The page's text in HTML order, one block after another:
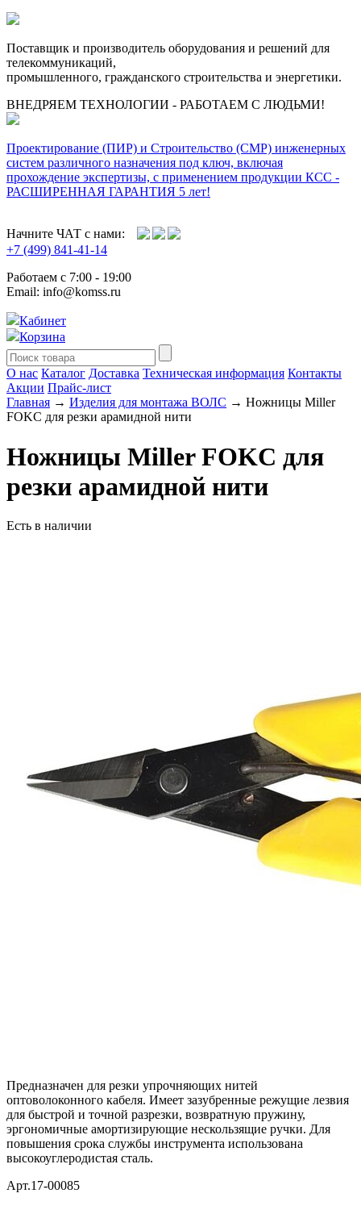
Поставщик и производитель оборудования и решений для
телекоммуникаций,
промышленного, гражданского строительства и энергетики.
ВНЕДРЯЕМ ТЕХНОЛОГИИ - РАБОТАЕМ С ЛЮДЬМИ!
Проектирование (ПИР) и Cтроительство (СМР) инженерных
систем различного назначения под ключ, включая
прохождение экспертизы, с применением продукции КСС -
РАСШИРЕННАЯ ГАРАНТИЯ 5 лет!
Начните ЧАТ с нами:
+7 (499) 841-41-14
Работаем с 7:00 - 19:00
Email: info@komss.ru
Кабинет
Корзина
О нас Каталог Доставка Техническая информация Контакты
Акции Прайс-лист
Главная → Изделия для монтажа ВОЛС → Ножницы Miller
FOKC для резки арамидной нити
Ножницы Miller FOKC для
резки арамидной нити
Есть в наличии
Предназначен для резки упрочняющих нитей
оптоволоконного кабеля. Имеет зазубренные режущие лезвия
для быстрой и точной разрезки, возвратную пружину,
эргономичные амортизирующие нескользящие ручки. Для
повышения срока службы инструмента использована
высокоуглеродистая сталь.
Арт.17-00085